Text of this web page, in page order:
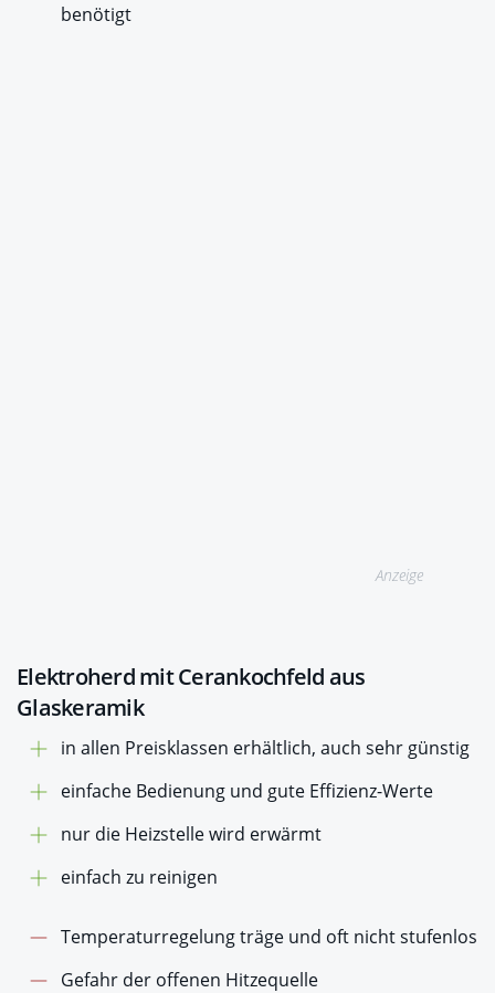
benötigt
Anzeige
Elektroherd mit Cerankochfeld aus
Glaskeramik
in allen Preisklassen erhältlich, auch sehr günstig
einfache Bedienung und gute Effizienz-Werte
nur die Heizstelle wird erwärmt
einfach zu reinigen
Temperaturregelung träge und oft nicht stufenlos
Gefahr der offenen Hitzequelle